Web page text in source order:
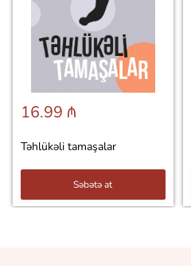
16.99 ₼
Təhlükəli tamaşalar
Səbətə at